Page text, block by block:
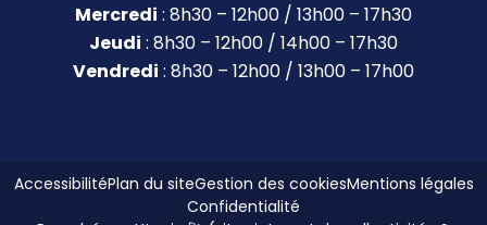
Mercredi : 8h30 – 12h00 / 13h00 – 17h30
Jeudi : 8h30 – 12h00 / 14h00 – 17h30
Vendredi : 8h30 – 12h00 / 13h00 – 17h00
AccessibilitéPlan du siteGestion des cookiesMentions légales
Confidentialité